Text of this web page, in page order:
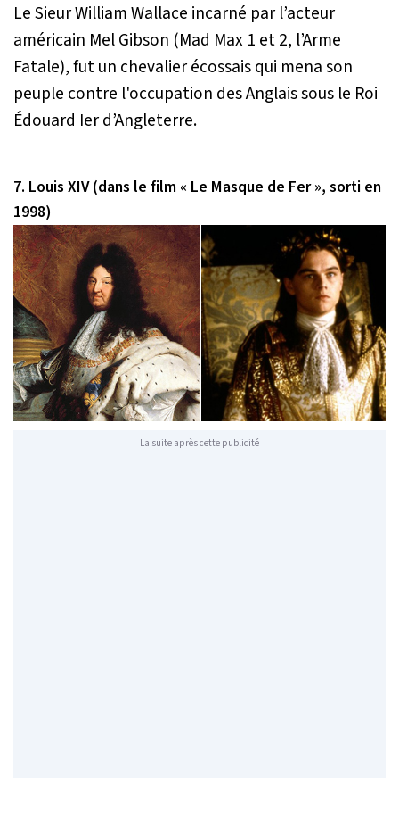
Le Sieur William Wallace incarné par l’acteur
américain Mel Gibson (Mad Max 1 et 2, l’Arme
Fatale), fut un chevalier écossais qui mena son
peuple contre l'occupation des Anglais sous le Roi
Édouard Ier d’Angleterre.
7. Louis XIV (dans le film « Le Masque de Fer », sorti en
1998)
La suite après cette publicité